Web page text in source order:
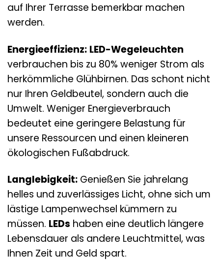
auf Ihrer Terrasse bemerkbar machen
werden.
Energieeffizienz: LED-Wegeleuchten
verbrauchen bis zu 80% weniger Strom als
herkömmliche Glühbirnen. Das schont nicht
nur Ihren Geldbeutel, sondern auch die
Umwelt. Weniger Energieverbrauch
bedeutet eine geringere Belastung für
unsere Ressourcen und einen kleineren
ökologischen Fußabdruck.
Langlebigkeit: Genießen Sie jahrelang
helles und zuverlässiges Licht, ohne sich um
lästige Lampenwechsel kümmern zu
müssen. LEDs haben eine deutlich längere
Lebensdauer als andere Leuchtmittel, was
Ihnen Zeit und Geld spart.